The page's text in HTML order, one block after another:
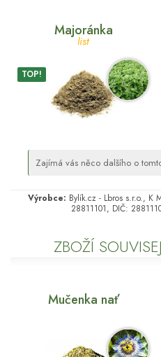
Majoránka
list
TOP!
Zajímá vás něco dalšího o
Výrobce: Bylík.cz - Lbros s.r.o., K
28811101, DIČ:
ZBOŽÍ
Mučenka nať